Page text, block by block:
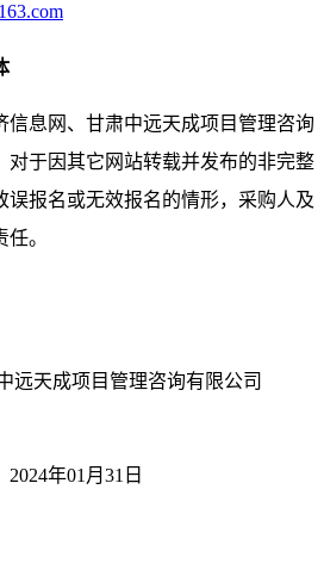
信息网、甘肃中远天成项目管理咨询
对于因其它网站转载并发布的非完整
误报名或无效报名的情形，采购人及
。
管理咨询有限公司
2024年01 月 31 日